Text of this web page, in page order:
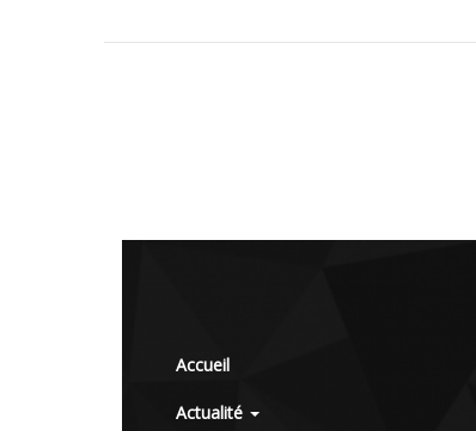
Accueil
Actualité